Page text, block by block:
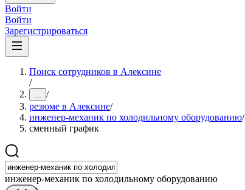
Войти
Войти
Зарегистрироваться
Поиск сотрудников в Алексине
/
... /
резюме в Алексине/
инженер-механик по холодильному оборудованию/
сменный график
инженер-механик по холодильному оборудованию